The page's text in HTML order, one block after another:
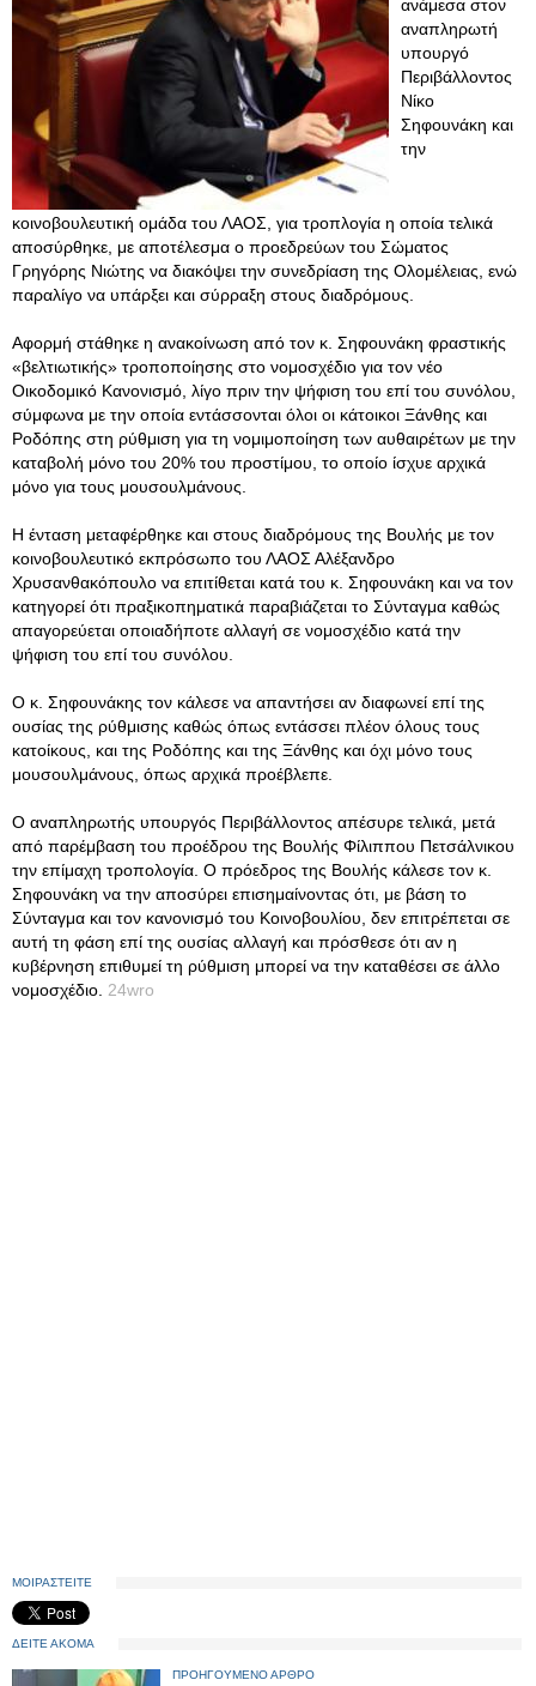
ανάμεσα στον
αναπληρωτή
υπουργό
Περιβάλλοντος
Νίκο
Σηφουνάκη και
την
κοινοβουλευτική ομάδα του ΛΑΟΣ, για τροπλογία η οποία τελικά
αποσύρθηκε, με αποτέλεσμα ο προεδρεύων του Σώματος
Γρηγόρης Νιώτης να διακόψει την συνεδρίαση της Ολομέλειας, ενώ
παραλίγο να υπάρξει και σύρραξη στους διαδρόμους.
Αφορμή στάθηκε η ανακοίνωση από τον κ. Σηφουνάκη φραστικής
«βελτιωτικής» τροποποίησης στο νομοσχέδιο για τον νέο
Οικοδομικό Κανονισμό, λίγο πριν την ψήφιση του επί του συνόλου,
σύμφωνα με την οποία εντάσσονται όλοι οι κάτοικοι Ξάνθης και
Ροδόπης στη ρύθμιση για τη νομιμοποίηση των αυθαιρέτων με την
καταβολή μόνο του 20% του προστίμου, το οποίο ίσχυε αρχικά
μόνο για τους μουσουλμάνους.
Η ένταση μεταφέρθηκε και στους διαδρόμους της Βουλής με τον
κοινοβουλευτικό εκπρόσωπο του ΛΑΟΣ Αλέξανδρο
Χρυσανθακόπουλο να επιτίθεται κατά του κ. Σηφουνάκη και να τον
κατηγορεί ότι πραξικοπηματικά παραβιάζεται το Σύνταγμα καθώς
απαγορεύεται οποιαδήποτε αλλαγή σε νομοσχέδιο κατά την
ψήφιση του επί του συνόλου.
Ο κ. Σηφουνάκης τον κάλεσε να απαντήσει αν διαφωνεί επί της
ουσίας της ρύθμισης καθώς όπως εντάσσει πλέον όλους τους
κατοίκους, και της Ροδόπης και της Ξάνθης και όχι μόνο τους
μουσουλμάνους, όπως αρχικά προέβλεπε.
Ο αναπληρωτής υπουργός Περιβάλλοντος απέσυρε τελικά, μετά
από παρέμβαση του προέδρου της Βουλής Φίλιππου Πετσάλνικου
την επίμαχη τροπολογία. Ο πρόεδρος της Βουλής κάλεσε τον κ.
Σηφουνάκη να την αποσύρει επισημαίνοντας ότι, με βάση το
Σύνταγμα και τον κανονισμό του Κοινοβουλίου, δεν επιτρέπεται σε
αυτή τη φάση επί της ουσίας αλλαγή και πρόσθεσε ότι αν η
κυβέρνηση επιθυμεί τη ρύθμιση μπορεί να την καταθέσει σε άλλο
νομοσχέδιο. 24wro
ΜΟΙΡΑΣΤΕΙΤΕ
ΔΕΙΤΕ ΑΚΟΜΑ
ΠΡΟΗΓΟΥΜΕΝΟ ΑΡΘΡΟ